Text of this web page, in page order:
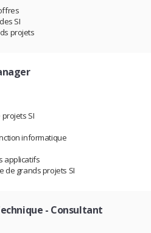
SI
projets
SI
informatique
applicatifs
de grands projets SI
- Consultant